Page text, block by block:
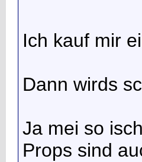
Ich kauf mir
Dann wirds
Ja mei so
Props sind